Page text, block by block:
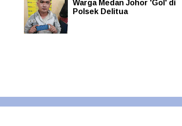
Warga Medan Johor 'Gol' di
Polsek Delitua